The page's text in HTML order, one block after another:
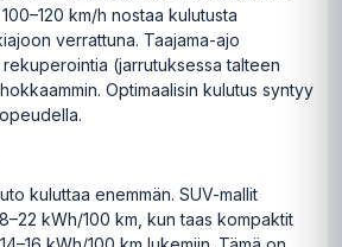
km/h nostaa kulutusta
verrattuna. Taajama-ajo
(jarrutuksessa talteen
Optimaalisin kulutus syntyy
kuluttaa enemmän. SUV-mallit
kWh/100 km, kun taas kompaktit